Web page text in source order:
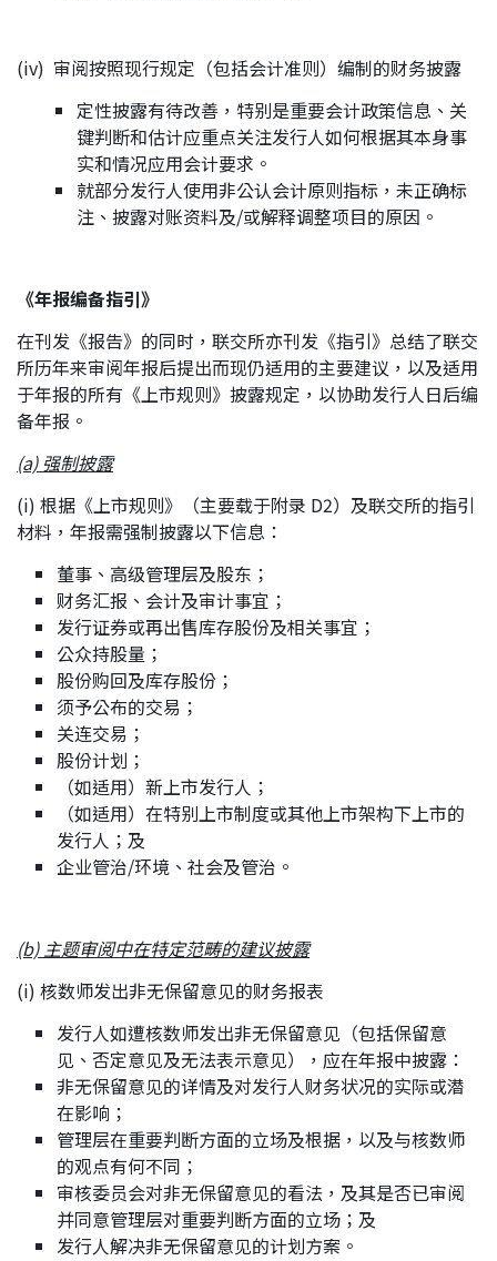
(iv) 审阅按照现行规定（包括会计准则）编制的财务披露
定性披露有待改善，特别是重要会计政策信息、关
键判断和估计应重点关注发行人如何根据其本身事
实和情况应用会计要求。
就部分发行人使用非公认会计原则指标，未正确标
注、披露对账资料及/或解释调整项目的原因。
《年报编备指引》
在刊发《报告》的同时，联交所亦刊发《指引》总结了联交
所历年来审阅年报后提出而现仍适用的主要建议，以及适用
于年报的所有《上市规则》披露规定，以协助发行人日后编
备年报。
(a) 强制披露
(i) 根据《上市规则》（主要载于附录 D2）及联交所的指引
材料，年报需强制披露以下信息：
董事、高级管理层及股东；
财务汇报、会计及审计事宜；
发行证券或再出售库存股份及相关事宜；
公众持股量；
股份购回及库存股份；
须予公布的交易；
关连交易；
股份计划；
（如适用）新上市发行人；
（如适用）在特别上市制度或其他上市架构下上市的
发行人；及
企业管治/环境、社会及管治。
(b) 主题审阅中在特定范畴的建议披露
(i) 核数师发出非无保留意见的财务报表
发行人如遭核数师发出非无保留意见（包括保留意
见、否定意见及无法表示意见），应在年报中披露：
非无保留意见的详情及对发行人财务状况的实际或潜
在影响；
管理层在重要判断方面的立场及根据，以及与核数师
的观点有何不同；
审核委员会对非无保留意见的看法，及其是否已审阅
并同意管理层对重要判断方面的立场；及
发行人解决非无保留意见的计划方案。